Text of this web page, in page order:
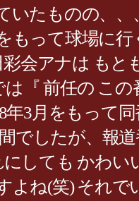
いたものの、
もって球場に
会アナは もと
『 前任の こ
3月をもって
でしたが、報
にしても かわ
よね(笑) それ